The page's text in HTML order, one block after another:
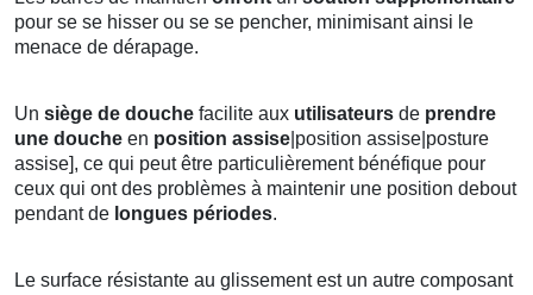
pour se se hisser ou se se pencher, minimisant ainsi le
menace de dérapage.
Un siège de douche facilite aux utilisateurs de prendre
une douche en position assise |position assise|posture
assise], ce qui peut être particulièrement bénéfique pour
ceux qui ont des problèmes à maintenir une position debout
pendant de longues périodes.
Le surface résistante au glissement est un autre composant